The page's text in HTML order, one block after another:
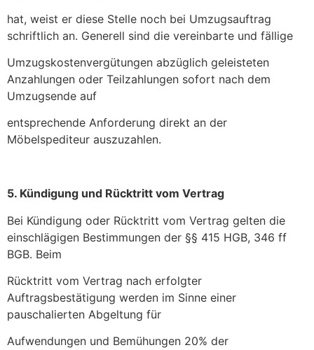
hat, weist er diese Stelle noch bei Umzugsauftrag
schriftlich an. Generell sind die vereinbarte und fällige
Umzugskostenvergütungen abzüglich geleisteten
Anzahlungen oder Teilzahlungen sofort nach dem
Umzugsende auf
entsprechende Anforderung direkt an der
Möbelspediteur auszuzahlen.
5. Kündigung und Rücktritt vom Vertrag
Bei Kündigung oder Rücktritt vom Vertrag gelten die
einschlägigen Bestimmungen der §§ 415 HGB, 346 ff
BGB. Beim
Rücktritt vom Vertrag nach erfolgter
Auftragsbestätigung werden im Sinne einer
pauschalierten Abgeltung für
Aufwendungen und Bemühungen 20% der